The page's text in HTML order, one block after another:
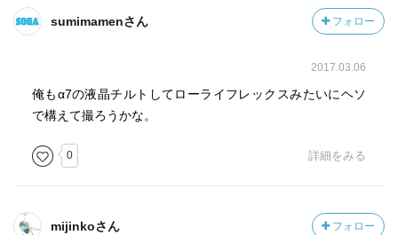
れた天才はもっといたのではないかと思う。
今はデジカメだから現像もいらず、パソコンかスマホがあ
不幸せだからこそ才能が花開いたのかもしれないが。
sumimamenさん フォロー
2017.03.06
俺もα7の液晶チルトしてローライフレックスみたいにヘソ
で構えて撮ろうかな。
0 詳細をみる
mijinkoさん フォロー